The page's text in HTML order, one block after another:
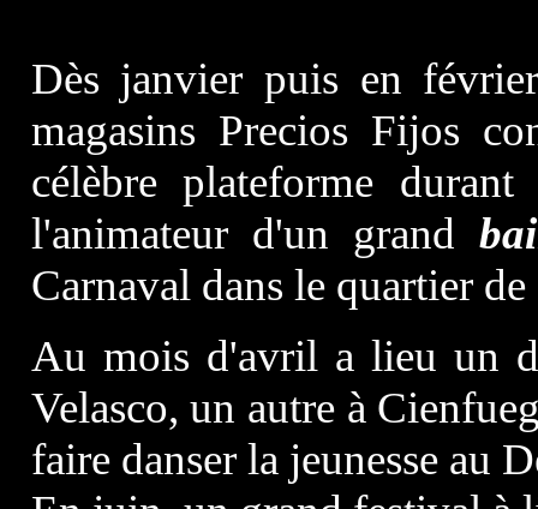
Dès janvier puis en
magasins Precios Fijos
célèbre plateforme
l'animateur d'un grand
Carnaval dans le quartier de
Au mois d'avril a lieu un
Velasco, un autre à
faire danser la jeunesse au